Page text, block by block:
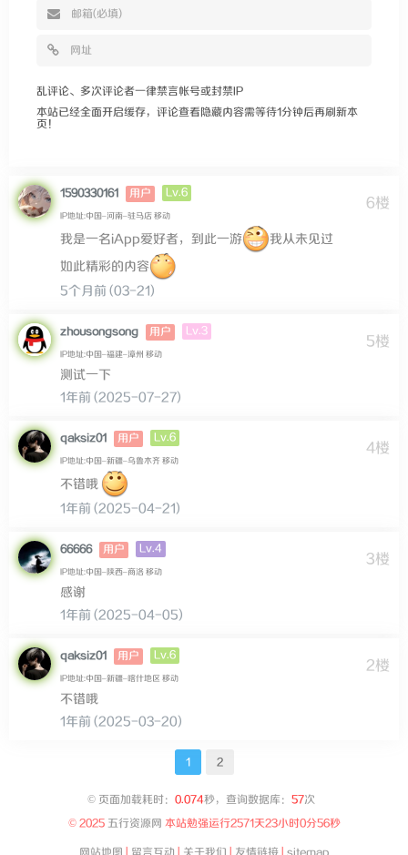
乱评论、多次评论者一律禁言帐号或封禁IP
本站已经全面开启缓存，评论查看隐藏内容需等待1分钟后再刷新本
页！
6楼
1590330161 用户 Lv.6
IP地址:中国–河南–驻马店 移动
我是一名iApp爱好者，到此一游
我从未见过
如此精彩的内容
5个月前 (03-21)
5楼
zhousongsong 用户 Lv.3
IP地址:中国–福建–漳州 移动
测试一下
1年前 (2025-07-27)
4楼
qaksiz01 用户 Lv.6
IP地址:中国–新疆–乌鲁木齐 移动
不错哦
1年前 (2025-04-21)
3楼
66666 用户 Lv.4
IP地址:中国–陕西–商洛 移动
感谢
1年前 (2025-04-05)
2楼
qaksiz01 用户 Lv.6
IP地址:中国–新疆–喀什地区 移动
不错哦
1年前 (2025-03-20)
1 2
© 页面加载耗时： 0.074秒，查询数据库： 57次
© 2025 五行资源网 本站勉强运行2571天23小时0分56秒